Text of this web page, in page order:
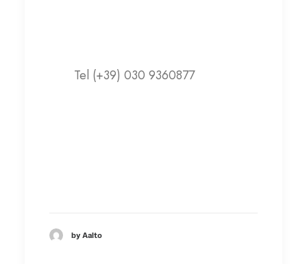
Tel (+39) 030 9360877
by Aalto